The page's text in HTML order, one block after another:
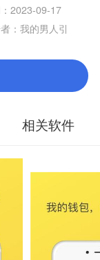
2023-09-17
者：我的男人引
相关软件